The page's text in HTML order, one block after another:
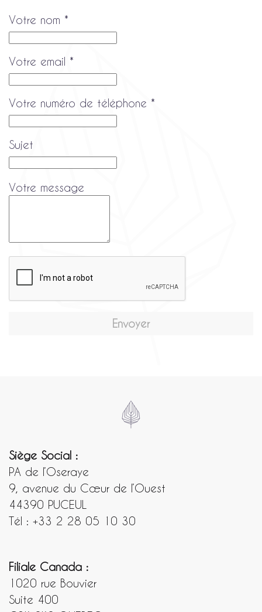
Votre nom *
Votre email *
Votre numéro de téléphone *
Sujet
Votre message
Envoyer
Siège Social :
PA de l’Oseraye
9, avenue du Cœur de l’Ouest
44390 PUCEUL
Tél : +33 2 28 05 10 30
Filiale Canada :
1020 rue Bouvier
Suite 400